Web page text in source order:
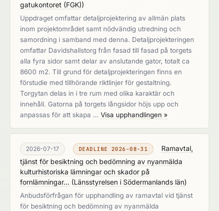
gatukontoret (FGK))
Uppdraget omfattar detaljprojektering av allmän plats
inom projektområdet samt nödvändig utredning och
samordning i samband med denna. Detaljprojekteringen
omfattar Davidshallstorg från fasad till fasad på torgets
alla fyra sidor samt delar av anslutande gator, totalt ca
8600 m2. Till grund för detaljprojekteringen finns en
förstudie med tillhörande riktlinjer för gestaltning.
Torgytan delas in i tre rum med olika karaktär och
innehåll. Gatorna på torgets långsidor höjs upp och
anpassas för att skapa … Visa upphandlingen »
2026-07-17 DEADLINE 2026-08-31
Ramavtal,
tjänst för besiktning och bedömning av nyanmälda
kulturhistoriska lämningar och skador på
fornlämningar... (Länsstyrelsen i Södermanlands län)
Anbudsförfrågan för upphandling av ramavtal vid tjänst
för besiktning och bedömning av nyanmälda